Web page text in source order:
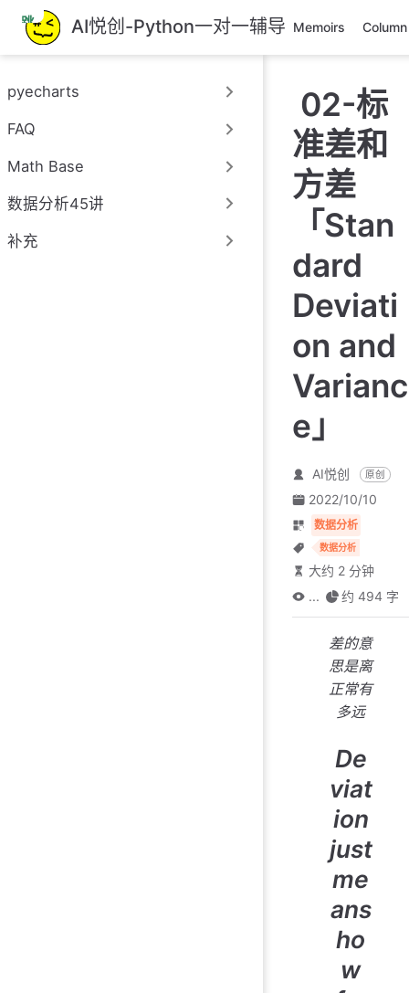
跳
至
主
內
AI悦创-Python一对一辅导 Memoirs Column
pyecharts
FAQ
Math Base
数据分析45讲
补充
02-标
准差和
方差
「Stan
dard
Deviati
on and
Varianc
e」
AI悦创 原创
2022/10/10
数据分析
数据分析
大约 2 分钟
...
约 494 字
差的意
思是离
正常有
多远
De
viat
ion
just
me
ans
ho
w